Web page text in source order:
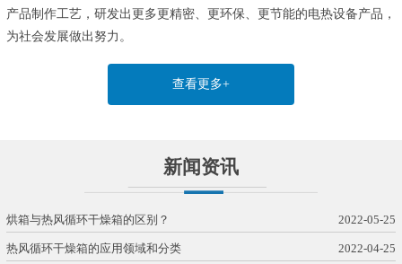
产品制作工艺，研发出更多更精密、更环保、更节能的电热设备产品，
为社会发展做出努力。
查看更多+
新闻资讯
烘箱与热风循环干燥箱的区别？ 2022-05-25
热风循环干燥箱的应用领域和分类 2022-04-25